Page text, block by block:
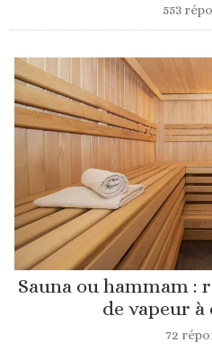
553
Sauna ou hammam :
de vapeur
72